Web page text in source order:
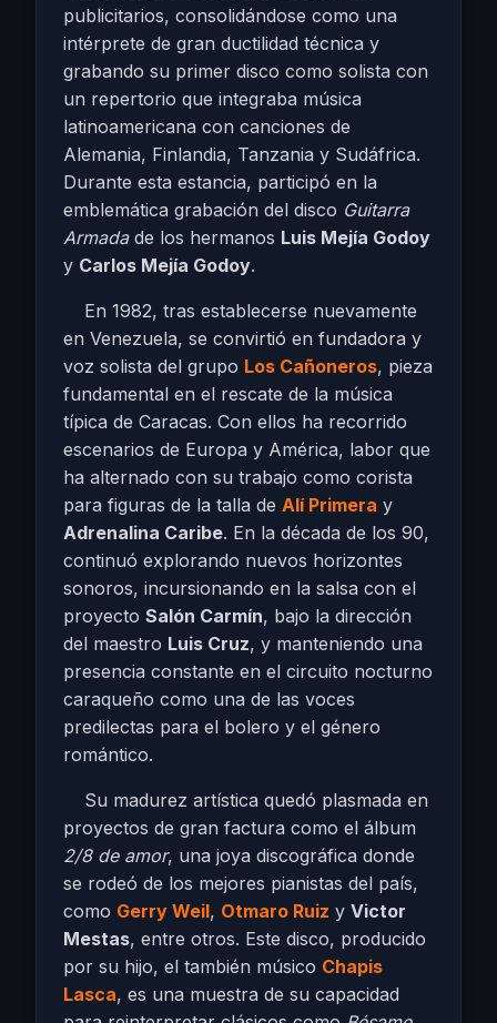
publicitarios, consolidándose como una
intérprete de gran ductilidad técnica y
grabando su primer disco como solista con
un repertorio que integraba música
latinoamericana con canciones de
Alemania, Finlandia, Tanzania y Sudáfrica.
Durante esta estancia, participó en la
emblemática grabación del disco Guitarra
Armadade los hermanos Luis Mejía Godoy
y Carlos Mejía Godoy.
En 1982, tras establecerse nuevamente
en Venezuela, se convirtió en fundadora y
voz solista del grupo Los Cañoneros, pieza
fundamental en el rescate de la música
típica de Caracas. Con ellos ha recorrido
escenarios de Europa y América, labor que
ha alternado con su trabajo como corista
para figuras de la talla de Alí Primera y
Adrenalina Caribe. En la década de los 90,
continuó explorando nuevos horizontes
sonoros, incursionando en la salsa con el
proyecto Salón Carmín, bajo la dirección
del maestro Luis Cruz, y manteniendo una
presencia constante en el circuito nocturno
caraqueño como una de las voces
predilectas para el bolero y el género
romántico.
Su madurez artística quedó plasmada en
proyectos de gran factura como el álbum
2/8 de amor, una joya discográfica donde
se rodeó de los mejores pianistas del país,
como Gerry Weil, Otmaro Ruiz y Victor
Mestas, entre otros. Este disco, producido
por su hijo, el también músico Chapis
Lasca, es una muestra de su capacidad